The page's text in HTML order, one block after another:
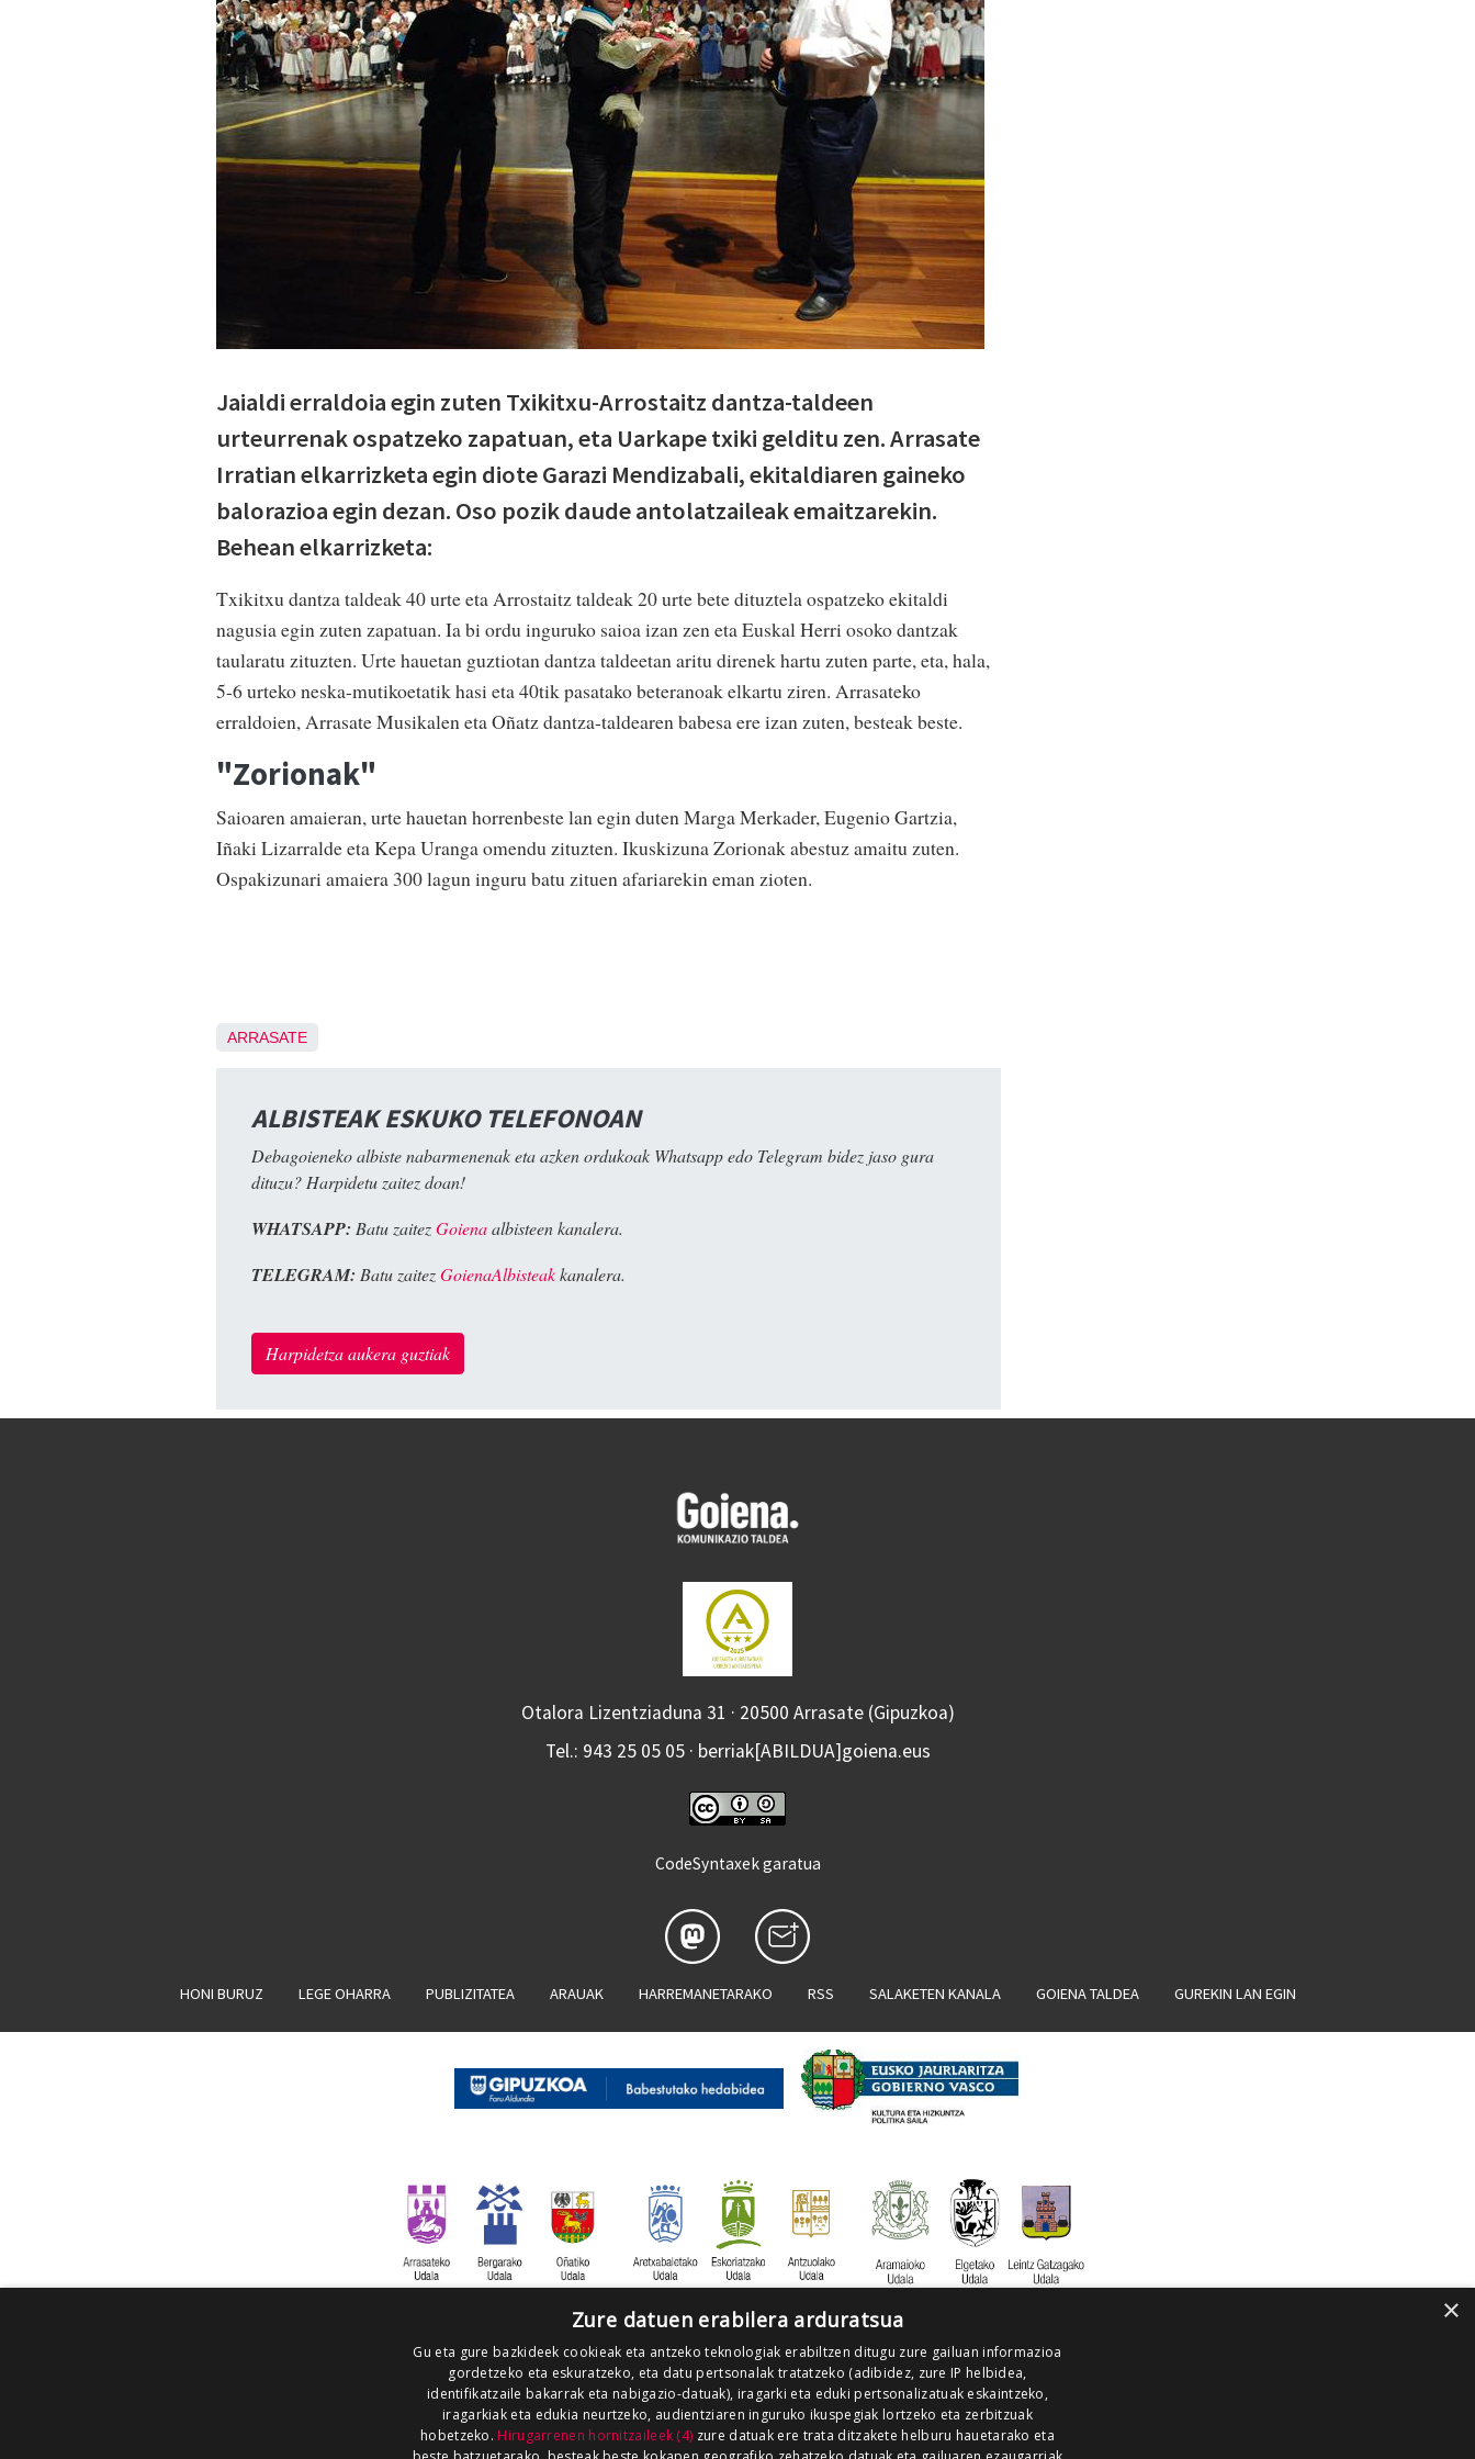
Jaialdi erraldoia egin zuten Txikitxu-Arrostaitz dantza-taldeen
urteurrenak ospatzeko zapatuan, eta Uarkape txiki gelditu zen. Arrasate
Irratian elkarrizketa egin diote Garazi Mendizabali, ekitaldiaren gaineko
balorazioa egin dezan. Oso pozik daude antolatzaileak emaitzarekin.
Behean elkarrizketa:
Txikitxu dantza taldeak 40 urte eta Arrostaitz taldeak 20 urte bete dituztela ospatzeko ekitaldi
nagusia egin zuten zapatuan. Ia bi ordu inguruko saioa izan zen eta Euskal Herri osoko dantzak
taularatu zituzten. Urte hauetan guztiotan dantza taldeetan aritu direnek hartu zuten parte, eta, hala,
5-6 urteko neska-mutikoetatik hasi eta 40tik pasatako beteranoak elkartu ziren. Arrasateko
erraldoien, Arrasate Musikalen eta Oñatz dantza-taldearen babesa ere izan zuten, besteak beste.
"Zorionak"
Saioaren amaieran, urte hauetan horrenbeste lan egin duten Marga Merkader, Eugenio Gartzia,
Iñaki Lizarralde eta Kepa Uranga omendu zituzten. Ikuskizuna Zorionak abestuz amaitu zuten.
Ospakizunari amaiera 300 lagun inguru batu zituen afariarekin eman zioten.
ARRASATE
ALBISTEAK ESKUKO TELEFONOAN
Debagoieneko albiste nabarmenenak eta azken ordukoak Whatsapp edo Telegram bidez jaso gura
dituzu? Harpidetu zaitez doan!
WHATSAPP: Batu zaitezGoienaalbisteen kanalera.
TELEGRAM: Batu zaitezGoienaAlbisteakkanalera.
Harpidetza aukera guztiak
Otalora Lizentziaduna 31 · 20500 Arrasate (Gipuzkoa)
Tel.: 943 25 05 05 · berriak[ABILDUA]goiena.eus
CodeSyntaxek garatua
HONI BURUZ LEGE OHARRA PUBLIZITATEA ARAUAK HARREMANETARAKO RSS SALAKETEN KANALA GOIENA TALDEA GUREKIN LAN EGIN
×
Zure datuen erabilera arduratsua
Gu eta gure bazkideek cookieak eta antzeko teknologiak erabiltzen ditugu zure gailuan informazioa
gordetzeko eta eskuratzeko, eta datu pertsonalak tratatzeko (adibidez, zure IP helbidea,
identifikatzaile bakarrak eta nabigazio-datuak), iragarki eta eduki pertsonalizatuak eskaintzeko,
iragarkiak eta edukia neurtzeko, audientziaren inguruko ikuspegiak lortzeko eta zerbitzuak
hobetzeko. Hirugarrenen hornitzaileek (4) zure datuak ere trata ditzakete helburu hauetarako eta